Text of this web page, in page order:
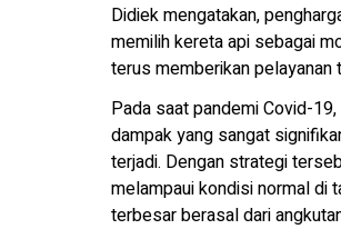
Didiek mengatakan,
memilih kereta api sebagai
terus memberikan
Pada saat pandemi Covid-
dampak yang sangat
terjadi. Dengan strategi
melampaui kondisi normal di
terbesar berasal dari